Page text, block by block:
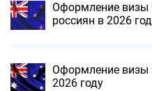
Оформление
россиян в 2026
Оформление визы
2026 году